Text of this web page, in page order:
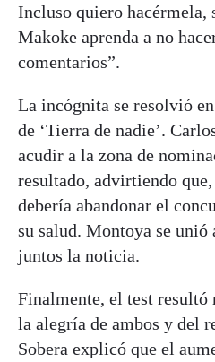
Incluso quiero hacérmela,
Makoke aprenda a no
comentarios”.
La incógnita se resolvió
de ‘Tierra de nadie’.
acudir a la zona de
resultado, advirtiendo
debería abandonar el
su salud. Montoya se unió
juntos la noticia.
Finalmente, el test resultó
la alegría de ambos y del
Sobera explicó que el